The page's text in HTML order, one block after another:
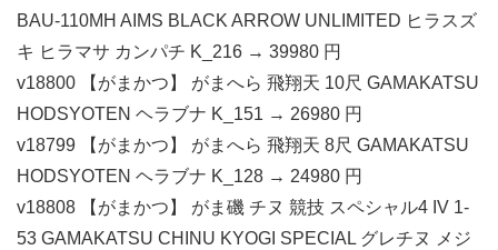
BAU-110MH AIMS BLACK ARROW UNLIMITED ヒラスズ
キ ヒラマサ カンパチ K_216 → 39980 円
v18800 【がまかつ】 がまへら 飛翔天 10尺 GAMAKATSU
HODSYOTEN ヘラブナ K_151 → 26980 円
v18799 【がまかつ】 がまへら 飛翔天 8尺 GAMAKATSU
HODSYOTEN ヘラブナ K_128 → 24980 円
v18808 【がまかつ】 がま磯 チヌ 競技 スペシャル4 IV 1-
53 GAMAKATSU CHINU KYOGI SPECIAL グレチヌ メジ